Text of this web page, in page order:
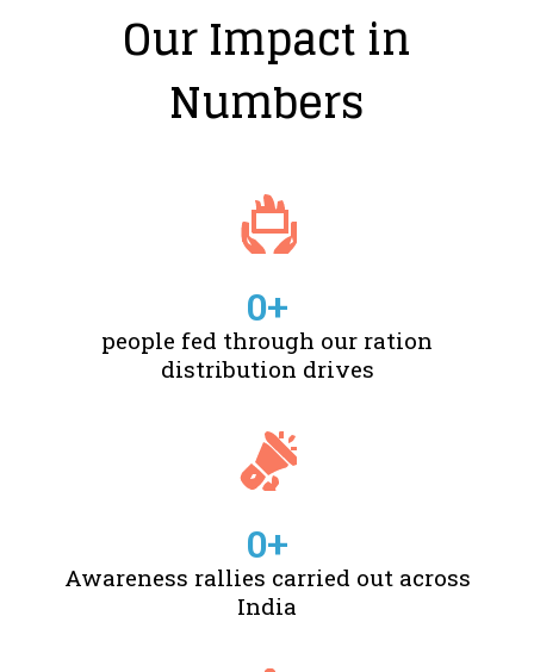
Our Impact in
Numbers
people fed through our ration
distribution drives
0+
Awareness rallies carried out across
India
0+